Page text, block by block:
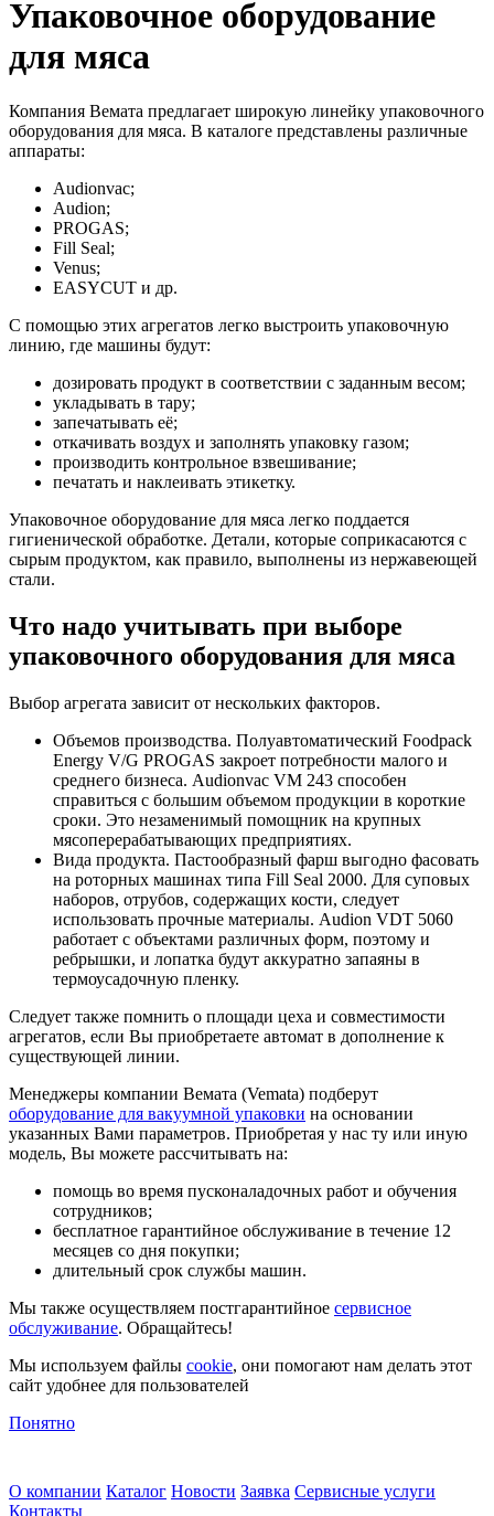
Упаковочное оборудование
для мяса
Компания Вемата предлагает широкую линейку упаковочного
оборудования для мяса. В каталоге представлены различные
аппараты:
Audionvac;
Audion;
PROGAS;
Fill Seal;
Venus;
EASYCUT и др.
С помощью этих агрегатов легко выстроить упаковочную
линию, где машины будут:
дозировать продукт в соответствии с заданным весом;
укладывать в тару;
запечатывать её;
откачивать воздух и заполнять упаковку газом;
производить контрольное взвешивание;
печатать и наклеивать этикетку.
Упаковочное оборудование для мяса легко поддается
гигиенической обработке. Детали, которые соприкасаются с
сырым продуктом, как правило, выполнены из нержавеющей
стали.
Что надо учитывать при выборе
упаковочного оборудования для мяса
Выбор агрегата зависит от нескольких факторов.
Объемов производства. Полуавтоматический Foodpack
Energy V/G PROGAS закроет потребности малого и
среднего бизнеса. Audionvac VM 243 способен
справиться с большим объемом продукции в короткие
сроки. Это незаменимый помощник на крупных
мясоперерабатывающих предприятиях.
Вида продукта. Пастообразный фарш выгодно фасовать
на роторных машинах типа Fill Seal 2000. Для суповых
наборов, отрубов, содержащих кости, следует
использовать прочные материалы. Audion VDT 5060
работает с объектами различных форм, поэтому и
ребрышки, и лопатка будут аккуратно запаяны в
термоусадочную пленку.
Следует также помнить о площади цеха и совместимости
агрегатов, если Вы приобретаете автомат в дополнение к
существующей линии.
Менеджеры компании Вемата (Vemata) подберут
оборудование для вакуумной упаковки на основании
указанных Вами параметров. Приобретая у нас ту или иную
модель, Вы можете рассчитывать на:
помощь во время пусконаладочных работ и обучения
сотрудников;
бесплатное гарантийное обслуживание в течение 12
месяцев со дня покупки;
длительный срок службы машин.
Мы также осуществляем постгарантийное сервисное
обслуживание. Обращайтесь!
Мы используем файлы cookie, они помогают нам делать этот
сайт удобнее для пользователей
Понятно
О компании Каталог Новости Заявка Сервисные услуги
Контакты